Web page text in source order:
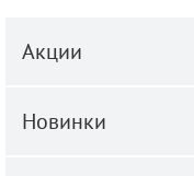
Акции
Новинки